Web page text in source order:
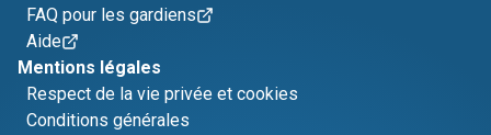
FAQ pour les gardiens
Aide
Mentions légales
Respect de la vie privée et cookies
Conditions générales